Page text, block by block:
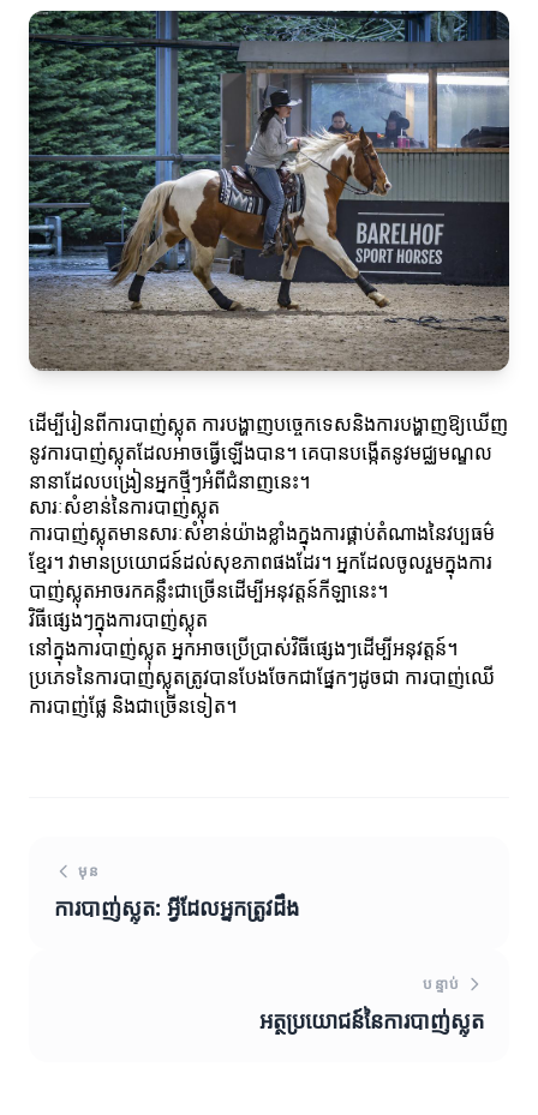
ដើម្បីរៀនពីការបាញ់ស្លុត ការបង្ហាញបច្ចេកទេសនិងការបង្ហាញឱ្យឃើញ
នូវការបាញ់ស្លុតដែលអាចធ្វើឡើងបាន។ គេបានបង្កើតនូវមជ្ឈមណ្ឌល
នានាដែលបង្រៀនអ្នកថ្មីៗអំពីជំនាញនេះ។
សារៈសំខាន់នៃការបាញ់ស្លុត
ការបាញ់ស្លុតមានសារៈសំខាន់យ៉ាងខ្លាំងក្នុងការផ្គាប់តំណាងនៃវប្បធម៌
ខ្មែរ។ វាមានប្រយោជន៍ដល់សុខភាពផងដែរ។ អ្នកដែលចូលរួមក្នុងការ
បាញ់ស្លុតអាចរកគន្លឹះជាច្រើនដើម្បីអនុវត្តន៍កីឡានេះ។
វិធីផ្សេងៗក្នុងការបាញ់ស្លុត
នៅក្នុងការបាញ់ស្លុត អ្នកអាចប្រើប្រាស់វិធីផ្សេងៗដើម្បីអនុវត្តន៍។
ប្រភេទនៃការបាញ់ស្លុតត្រូវបានបែងចែកជាផ្នែកៗដូចជា ការបាញ់ឈើ
ការបាញ់ផ្លែ និងជាច្រើនទៀត។
មុន
ការបាញ់ស្លុត: អ្វីដែលអ្នកត្រូវដឹង
បន្ទាប់
អត្ថប្រយោជន៍នៃការបាញ់ស្លុត